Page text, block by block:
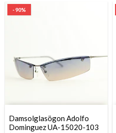
- 90%
Damsolglasögon Adolfo
Dominguez UA-15020-103